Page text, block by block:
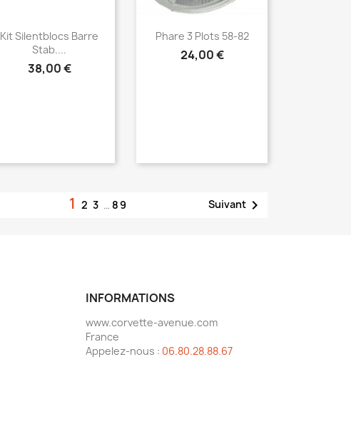
Aperçu rapide
Kit Silentblocs Barre
Stab....
38,00 €
Aperçu rapide
Phare 3 Plots 58-82
24,00 €
1 2 3 … 89 Suivant
INFORMATIONS
www.corvette-avenue.com
France
Appelez-nous : 06.80.28.88.67